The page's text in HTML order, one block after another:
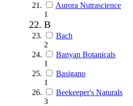
Aurora Nutrascience
1
B
Bach
2
Banyan Botanicals
1
Basigano
1
Beekeeper's Naturals
3